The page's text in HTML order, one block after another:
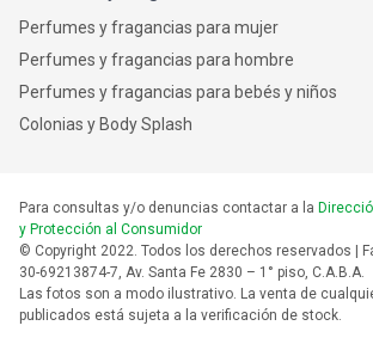
Perfumes y fragancias para mujer
Perfumes y fragancias para hombre
Perfumes y fragancias para bebés y niños
Colonias y Body Splash
Para consultas y/o denuncias contactar a la
y Protección al Consumidor
© Copyright 2022. Todos los derechos reservados |
30-69213874-7, Av. Santa Fe 2830 – 1° piso, C.A.B.A.
Las fotos son a modo ilustrativo. La venta de
publicados está sujeta a la verificación de stock.